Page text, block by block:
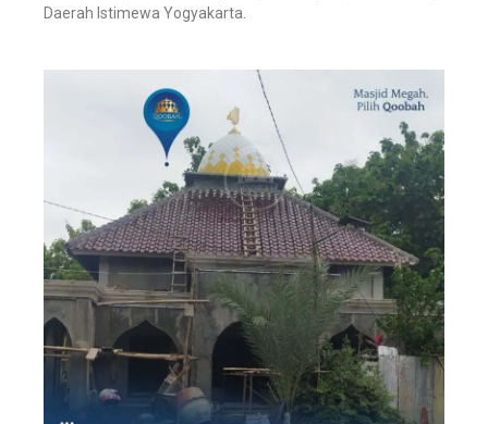
Daerah Istimewa Yogyakarta.